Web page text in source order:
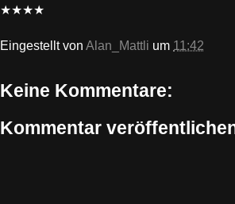
★★★★
Eingestellt von Alan_Mattli um 11:42
Keine Kommentare:
Kommentar